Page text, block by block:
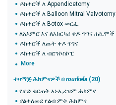
ዶክተሮች ለ Appendicetomy
ዶክተሮች ለ Balloon Mitral Valvotomy
ዶክተሮች ለ Botox መርፌ
ለአእምሮ እና ለአከርካሪ ቀዶ ጥገና ሐኪሞች
ዶክተሮች ለጡት ቀዶ ጥገና
ዶክተሮች ለ ብሮንኮስኮፒ
More
ተዛማጅ ሕክምናዎች በrourkela (20)
የሆድ ቁርጠት አኑኢሪዝም ሕክምና
ያልተለመደ የልብ ምት ሕክምና